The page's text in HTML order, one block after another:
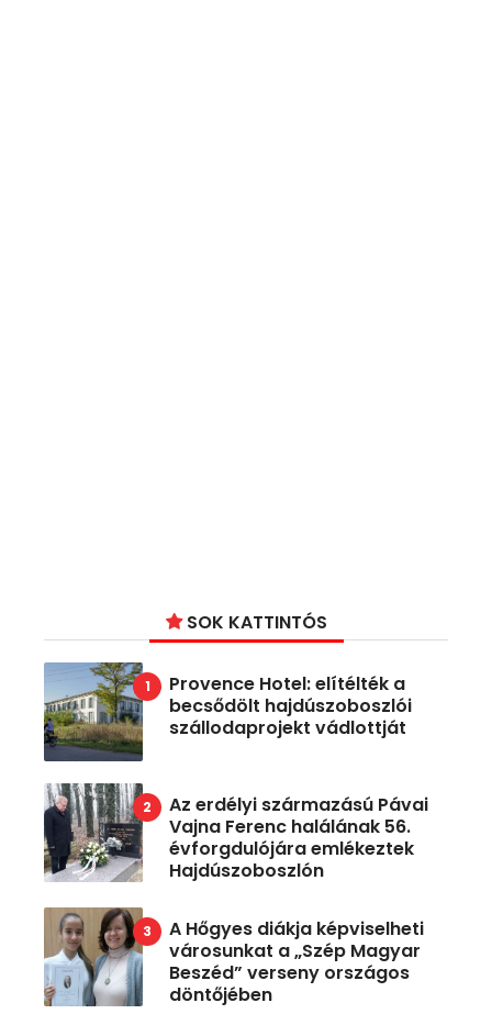
SOK KATTINTÓS
Provence Hotel: elítélték a
becsődölt hajdúszoboszlói
szállodaprojekt vádlottját
Az erdélyi származású Pávai
Vajna Ferenc halálának 56.
évforgdulójára emlékeztek
Hajdúszoboszlón
A Hőgyes diákja képviselheti
városunkat a „Szép Magyar
Beszéd” verseny országos
döntőjében